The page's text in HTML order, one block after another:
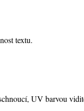
textu.
UV barvou